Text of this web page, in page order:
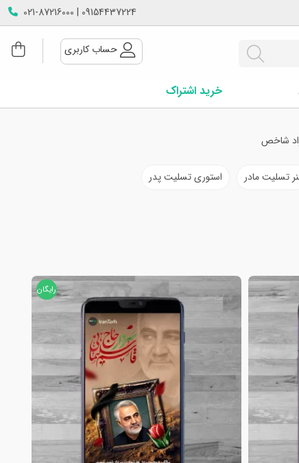
09154437224 | 021-87216000
حساب کاربری
خرید اشتراک
شاخص
تسلیت مادر استوری تسلیت پدر
رایگان